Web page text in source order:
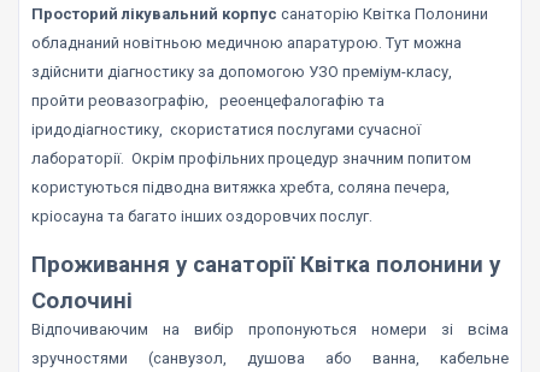
Просторий лікувальний корпус санаторію Квітка Полонини
обладнаний новітньою медичною апаратурою. Тут можна
здійснити діагностику за допомогою УЗО преміум-класу,
пройти реовазографію, реоенцефалогафію та
іридодіагностику, скористатися послугами сучасної
лабораторії. Окрім профільних процедур значним попитом
користуються підводна витяжка хребта, соляна печера,
кріосауна та багато інших оздоровчих послуг.
Проживання у санаторії Квітка полонини у
Солочині
Відпочиваючим на вибір пропонуються номери зі всіма
зручностями (санвузол, душова або ванна, кабельне